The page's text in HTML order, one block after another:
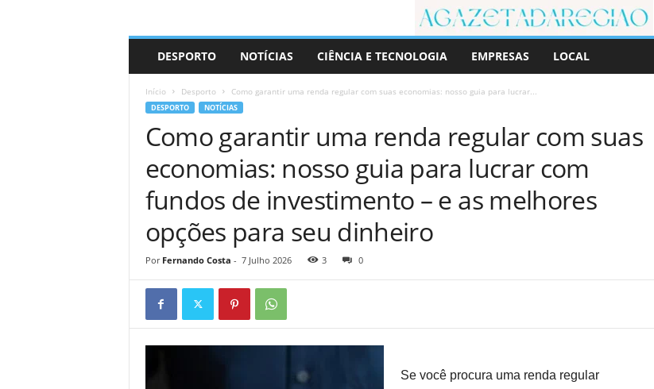
r
DESPORTO NOTÍCIAS CIÊNCIA E TECNOLOGIA EMPRESAS LOCAL
Início Desporto Como garantir uma renda regular com suas economias: nosso guia para lucrar...
DESPORTO NOTÍCIAS
Como garantir uma renda regular com suas
economias: nosso guia para lucrar com
fundos de investimento – e as melhores
opções para seu dinheiro
Por Fernando Costa - 7 Julho 2026 3 0
Se você procura uma renda regular